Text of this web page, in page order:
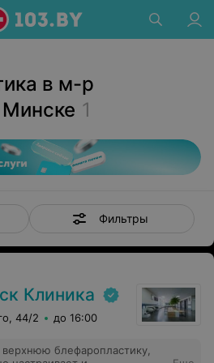
в м-р
1
Фильтры
Клиника
44/2 до 16:00
блефаропластику,